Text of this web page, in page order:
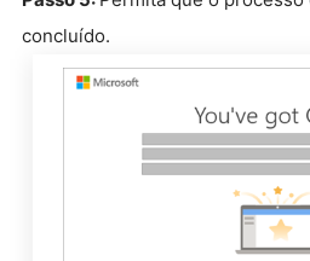
concluído.